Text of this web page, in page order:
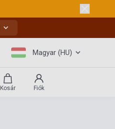
Magyar (HU)
Kosár Fiók